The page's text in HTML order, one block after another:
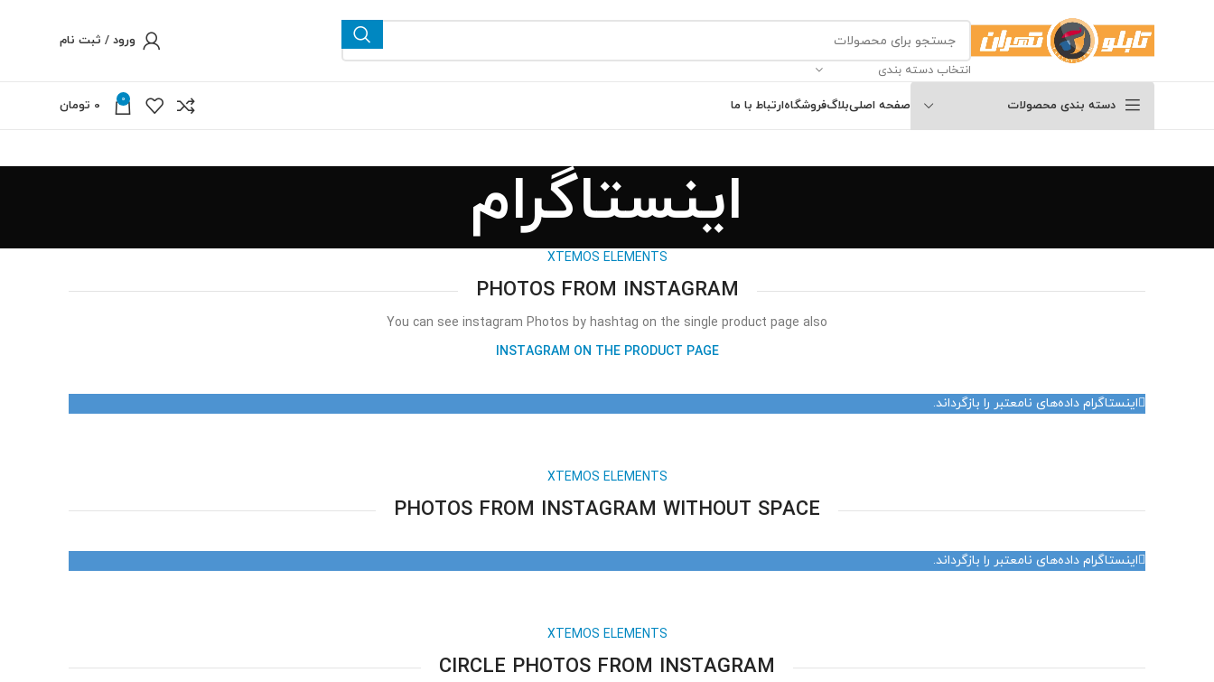
انتخاب دسته بندی
ورود / ثبت نام
دسته بندی محصولات صفحه اصلیبلاگفروشگاهارتباط با ما 0
0 تومان
اینستاگرام
XTEMOS ELEMENTS
PHOTOS FROM INSTAGRAM
You can see instagram Photos by hashtag on the single product page also
INSTAGRAM ON THE PRODUCT PAGE
اینستاگرام داده‌های نامعتبر را بازگرداند.
XTEMOS ELEMENTS
PHOTOS FROM INSTAGRAM WITHOUT SPACE
اینستاگرام داده‌های نامعتبر را بازگرداند.
XTEMOS ELEMENTS
CIRCLE PHOTOS FROM INSTAGRAM